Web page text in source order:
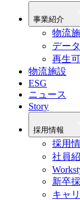
事業紹介
物流
デー
再生
物流施設
ESG
ニュース
Story
採用情報
採用
社員
新卒
キャ